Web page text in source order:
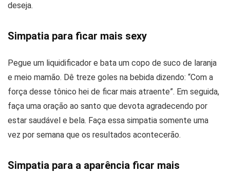
deseja.
Simpatia para ficar mais sexy
Pegue um liquidificador e bata um copo de suco de laranja
e meio mamão. Dê treze goles na bebida dizendo: “Com a
força desse tônico hei de ficar mais atraente”. Em seguida,
faça uma oração ao santo que devota agradecendo por
estar saudável e bela. Faça essa simpatia somente uma
vez por semana que os resultados acontecerão.
Simpatia para a aparência ficar mais